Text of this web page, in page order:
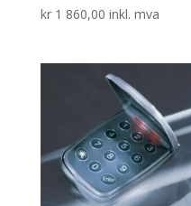
kr1 860,00 inkl. mva